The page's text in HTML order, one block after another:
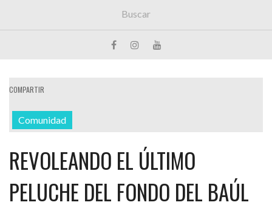
COMPARTIR
Comunidad
REVOLEANDO EL ÚLTIMO
PELUCHE DEL FONDO DEL BAÚL